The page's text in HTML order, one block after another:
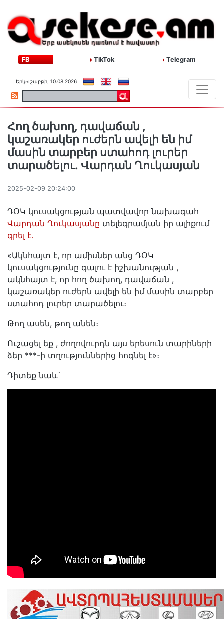
FB TikTok Telegram
Երկուշաբթի, 10.08.2026
Հող ծախող, դավաճան ,
կաշառակեր ուժերն ավելի են իմ
մասին տարբեր ստահոդ լուրեր
տարածելու․ Վարդան Ղուկասյան
2025-02-09 20:24:00
ԴՕԿ կուսակցության պատվավոր նախագահ
Վարդան Ղուկասյանը տելեգրամյան իր ալիքում
գրել է․
«Ակնհայտ է, որ ամիսներ անց ԴՕԿ
կուսակցությունը գալու է իշխանության ,
ակնհայտ է, որ հող ծախող, դավաճան ,
կաշառակեր ուժերն ավելի են իմ մասին տարբեր
ստահոդ լուրեր տարածելու։
Թող ասեն, թող անեն։
Ուշացել եք , ժողովուրդն այս երեսուն տարիների
ձեր ***-ի տղություններից հոգնել է»։
Դիտեք նաև՝